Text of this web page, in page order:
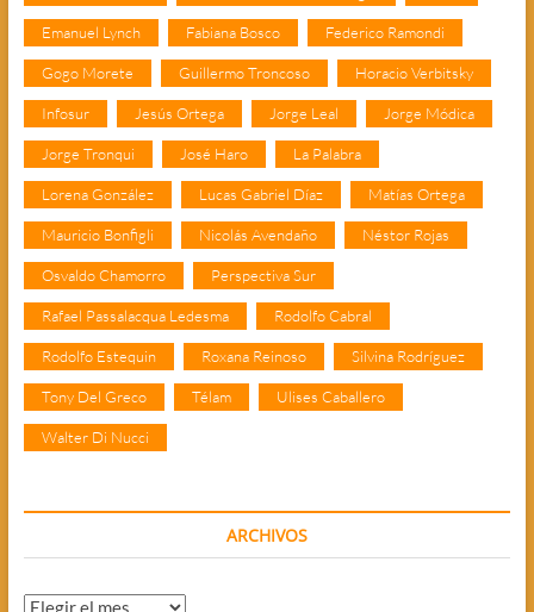
Emanuel Lynch Fabiana Bosco Federico Ramondi
Gogo Morete Guillermo Troncoso Horacio Verbitsky
Infosur Jesús Ortega Jorge Leal Jorge Módica
Jorge Tronqui José Haro La Palabra
Lorena González Lucas Gabriel Díaz Matías Ortega
Mauricio Bonfigli Nicolás Avendaño Néstor Rojas
Osvaldo Chamorro Perspectiva Sur
Rafael Passalacqua Ledesma Rodolfo Cabral
Rodolfo Estequin Roxana Reinoso Silvina Rodríguez
Tony Del Greco Télam Ulises Caballero
Walter Di Nucci
ARCHIVOS
Archivos